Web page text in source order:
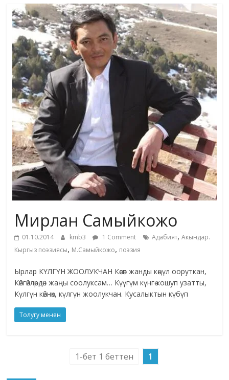
маданияты
жана
адабияты
Мирлан Самыйкожо
01.10.2014 kmb3 1 Comment Адабият,Акындар.
Кыргыз поэзиясы, М.Самыйкожо, поэзия
Ырлар КҮЛГҮН ЖООЛУКЧАН Көсөп жанды көңүл ооруткан,
Көйгөйлөрдөн жаңы соолуксам… Күүгүм күнгө кошуп узатты,
Күлгүн көйнөк, күлгүн жоолукчан. Кусалыктын күбүп
Толугу менен
1-бет 1 беттен 1